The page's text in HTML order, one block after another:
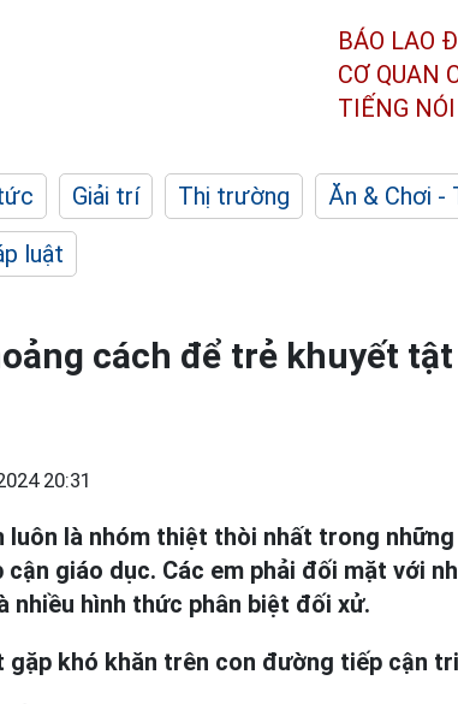
BÁO LAO
CƠ QUAN
TIẾNG
Giải trí Thị trường Ăn & Chơi -
luật
cách để trẻ khuyết
20:31
luôn là nhóm thiệt thòi nhất trong
giáo dục. Các em phải đối mặt với
nhiều hình thức phân biệt đối xử.
gặp khó khăn trên con đường tiếp cận